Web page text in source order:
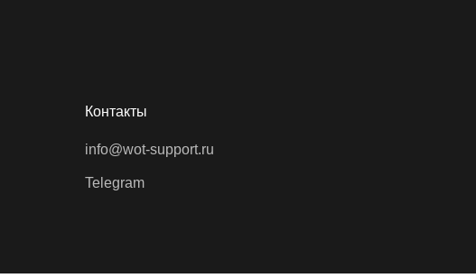
Контакты
info@wot-support.ru
Telegram